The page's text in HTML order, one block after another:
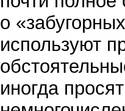
о
используют
иногда